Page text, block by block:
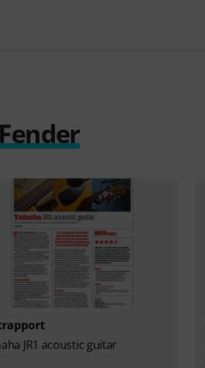
JR1 acoustic guitar